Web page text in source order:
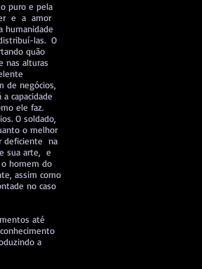
puro e pela
e a amor
humanidade
las. O
quão
nas alturas
de negócios,
capacidade
ele faz.
O soldado,
o melhor
deficiente na
sua arte, e
homem do
assim como
no caso
até
a